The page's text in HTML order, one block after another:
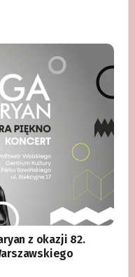
z okazji 82.